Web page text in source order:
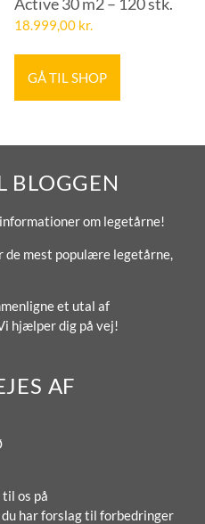
18.999,00 kr.
GÅ TIL SHOP
BLOGGEN
om legetårne!
de mest populære legetårne,
et utal af
hjælper dig på vej!
AF
os på
har forslag til forbedringer